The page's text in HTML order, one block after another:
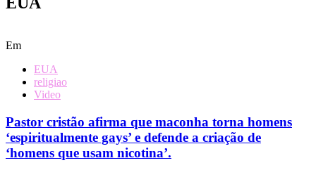
Em
EUA
religiao
Video
Pastor cristão afirma que maconha torna homens
‘espiritualmente gays’ e defende a criação de
‘homens que usam nicotina’.